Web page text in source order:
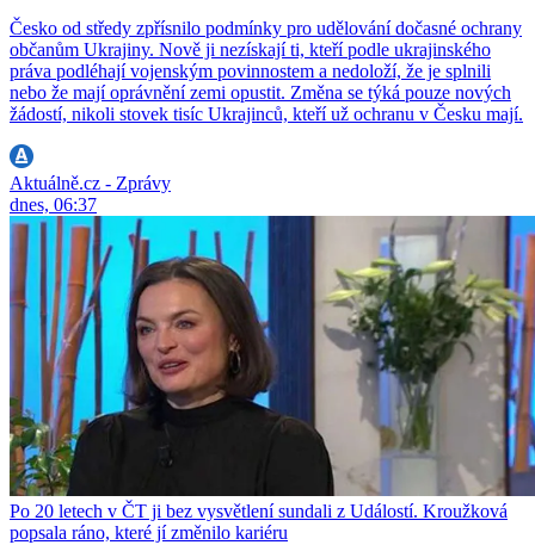
Česko od středy zpřísnilo podmínky pro udělování dočasné ochrany
občanům Ukrajiny. Nově ji nezískají ti, kteří podle ukrajinského
práva podléhají vojenským povinnostem a nedoloží, že je splnili
nebo že mají oprávnění zemi opustit. Změna se týká pouze nových
žádostí, nikoli stovek tisíc Ukrajinců, kteří už ochranu v Česku mají.
Aktuálně.cz - Zprávy
dnes, 06:37
Po 20 letech v ČT ji bez vysvětlení sundali z Událostí. Kroužková
popsala ráno, které jí změnilo kariéru